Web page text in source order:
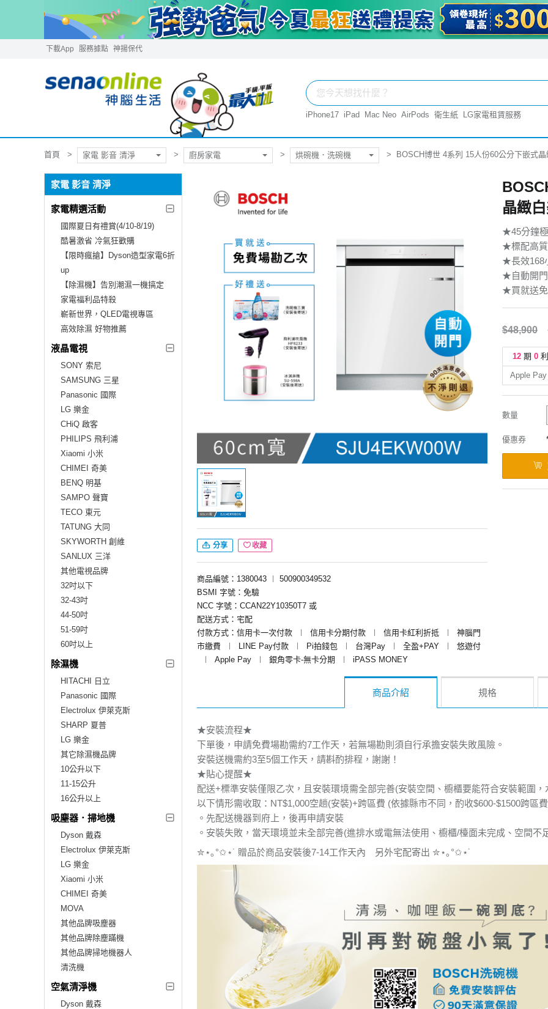
下載App 服務據點 神揚保代
iPhone17 iPad Mac Neo AirPods 衛生紙 LG家電租賃服務
首頁 家電 影音 清淨 廚房家電 烘碗機．洗碗機 BOSCH博世 4系列 15人份60公分下嵌式
家電 影音 清淨
家電精選活動
國際夏日有禮賞(4/10-8/19)
酷暑激省 冷氣狂歡購
【限時瘋搶】Dyson造型家電6折
up
【除濕機】告別潮濕一機搞定
家電福利品特殺
嶄新世界，QLED電視專區
高效除濕 好物推薦
液晶電視
SONY 索尼
SAMSUNG 三星
Panasonic 國際
LG 樂金
CHiQ 啟客
PHILIPS 飛利浦
Xiaomi 小米
CHIMEI 奇美
BENQ 明基
SAMPO 聲寶
TECO 東元
TATUNG 大同
SKYWORTH 創維
SANLUX 三洋
其他電視品牌
32吋以下
32-43吋
44-50吋
51-59吋
60吋以上
除濕機
HITACHI 日立
Panasonic 國際
Electrolux 伊萊克斯
SHARP 夏普
LG 樂金
其它除濕機品牌
10公升以下
11-15公升
16公升以上
吸塵器．掃地機
Dyson 戴森
Electrolux 伊萊克斯
LG 樂金
Xiaomi 小米
CHIMEI 奇美
MOVA
其他品牌吸塵器
其他品牌除塵蹣機
其他品牌掃地機器人
清洗機
空氣清淨機
Dyson 戴森
分享 收藏
商品編號：1380043 ︱
500900349532
BSMI 字號：免驗
NCC 字號：CCAN22Y10350T7 或
配送方式：宅配
付款方式：信用卡一次付款
︱ 信用卡分期付款 ︱ 信用卡紅利折抵 ︱
神腦門
市繳費
︱ LINE Pay付款 ︱ Pi拍錢包 ︱ 台灣Pay ︱ 全盈+PAY ︱
悠遊付
︱
Apple Pay ︱ 銀角零卡-無卡分期 ︱ iPASS MONEY
晶緻
★45分鐘
★標配高
★長效168
★自動開
★買就送
$48,900
12 期 0
Apple Pay
數量
優惠券
商品介紹 規格
★安裝流程★
下單後，申請免費場勘需約7工作天，若無場勘則須自行承擔安裝失敗風險。
安裝送機需約3至5個工作天，請斟酌排程，謝謝！
★貼心提醒★
配送+標準安裝僅限乙次，且安裝環境需全部完善(安裝空間、櫥櫃要能符合安裝範圍
以下情形需收取：NT$1,000空趟(安裝)+跨區費 (依據縣市不同，酌收$600-$1500跨區
。先配送機器到府上，後再申請安裝
。安裝失敗，當天環境並未全部完善(進排水或電無法使用、櫥櫃/檯面未完成、空間不
✮⋆｡°✩⋆˙ 贈品於商品安裝後7-14工作天內 另外宅配寄出 ✮⋆｡°✩⋆˙